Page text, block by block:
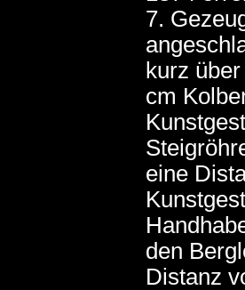
7.
kurz
cm
eine
den
Distanz